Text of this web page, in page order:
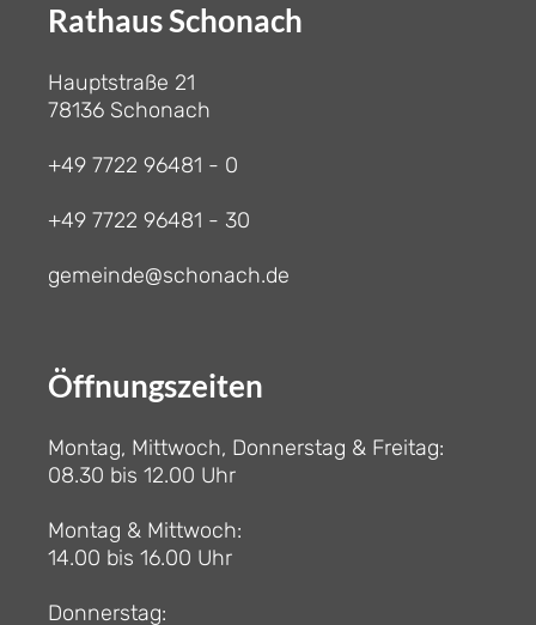
Rathaus Schonach
Hauptstraße 21
78136 Schonach
+49 7722 96481 - 0
+49 7722 96481 - 30
gemeinde@schonach.de
Öffnungszeiten
Montag, Mittwoch, Donnerstag & Freitag:
08.30 bis 12.00 Uhr
Montag & Mittwoch:
14.00 bis 16.00 Uhr
Donnerstag: